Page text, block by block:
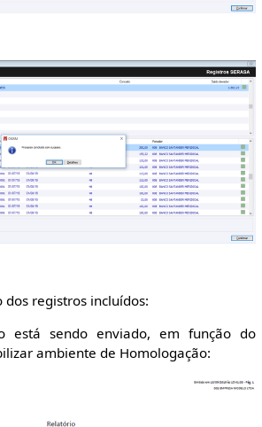
registros incluídos:
está sendo enviado, em função do
ambiente de Homologação: